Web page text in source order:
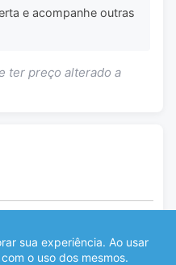
e acompanhe outras
ter preço alterado a